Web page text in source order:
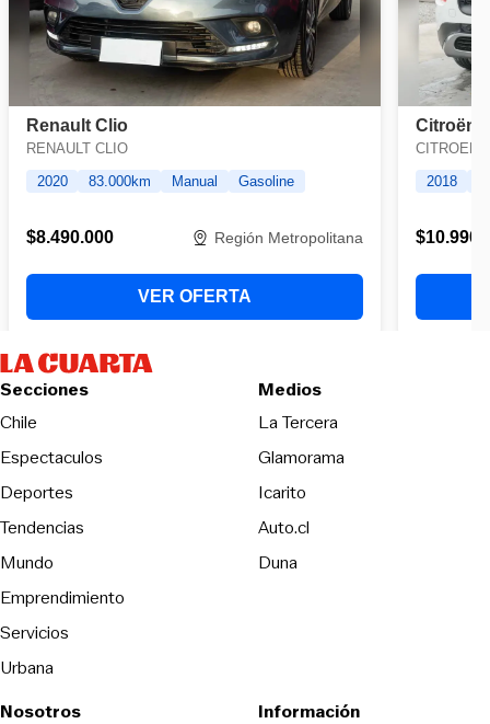
Secciones
Chile
Espectaculos
Deportes
Tendencias
Mundo
Emprendimiento
Servicios
Urbana
Medios
La Tercera
Glamorama
Icarito
Auto.cl
Duna
Nosotros Información